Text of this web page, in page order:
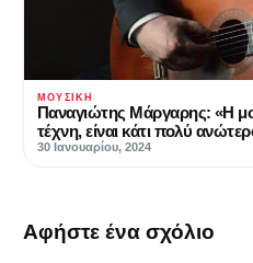
ΜΟΥΣΙΚΉ
Παναγιώτης Μάργαρης: «Η
τέχνη, είναι κάτι πολύ
30 Ιανουαρίου, 2024
Αφήστε ένα σχόλιο